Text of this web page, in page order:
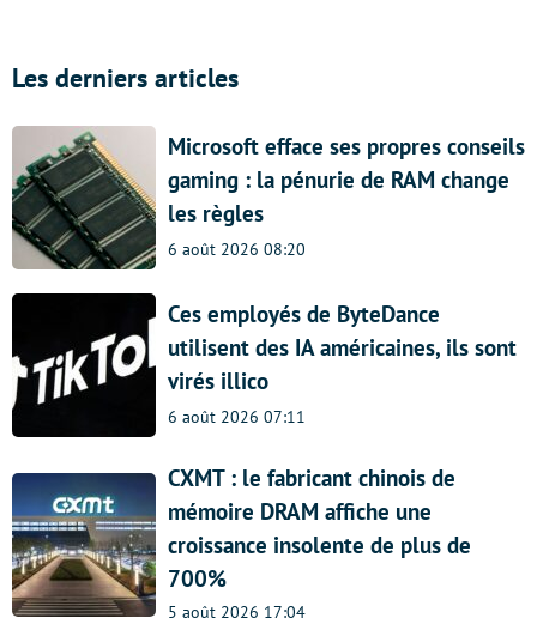
Les derniers articles
Microsoft efface ses propres conseils
gaming : la pénurie de RAM change
les règles
6 août 2026 08:20
Ces employés de ByteDance
utilisent des IA américaines, ils sont
virés illico
6 août 2026 07:11
CXMT : le fabricant chinois de
mémoire DRAM affiche une
croissance insolente de plus de
700%
5 août 2026 17:04